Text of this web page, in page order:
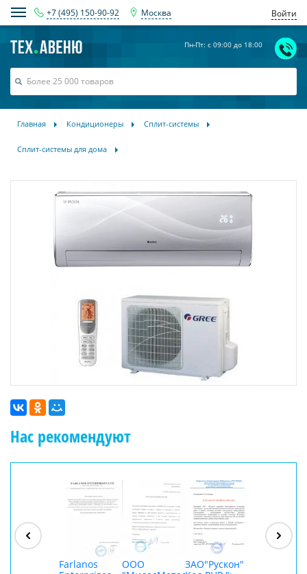
+7 (495) 150-90-92 Москва Войти
Пн-Пт: с 09:00 до 18:00
Главная Кондиционеры Сплит-системы
Сплит-системы для дома
Нас рекомендуют
Farlanos
ООО
ЗАО"Рускон"